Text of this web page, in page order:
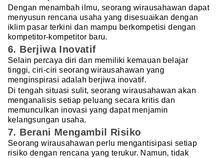
Dengan menambah ilmu, seorang wirausahawan dapat
menyusun rencana usaha yang disesuaikan dengan
iklim pasar terkini dan mampu berkompetisi dengan
kompetitor-kompetitor baru.
6. Berjiwa Inovatif
Selain percaya diri dan memiliki kemauan belajar
tinggi, ciri-ciri seorang wirausahawan yang
menginspirasi adalah berjiwa inovatif.
Di tengah situasi sulit, seorang wirausahawan akan
menganalisis setiap peluang secara kritis dan
memunculkan inovasi yang dapat menjamin
kelangsungan usaha.
7. Berani Mengambil Risiko
Seorang wirausahawan perlu mengantisipasi setiap
risiko dengan rencana yang terukur. Namun, tidak